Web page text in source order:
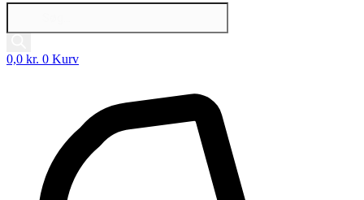
Products
0,0 kr. 0 Kurv